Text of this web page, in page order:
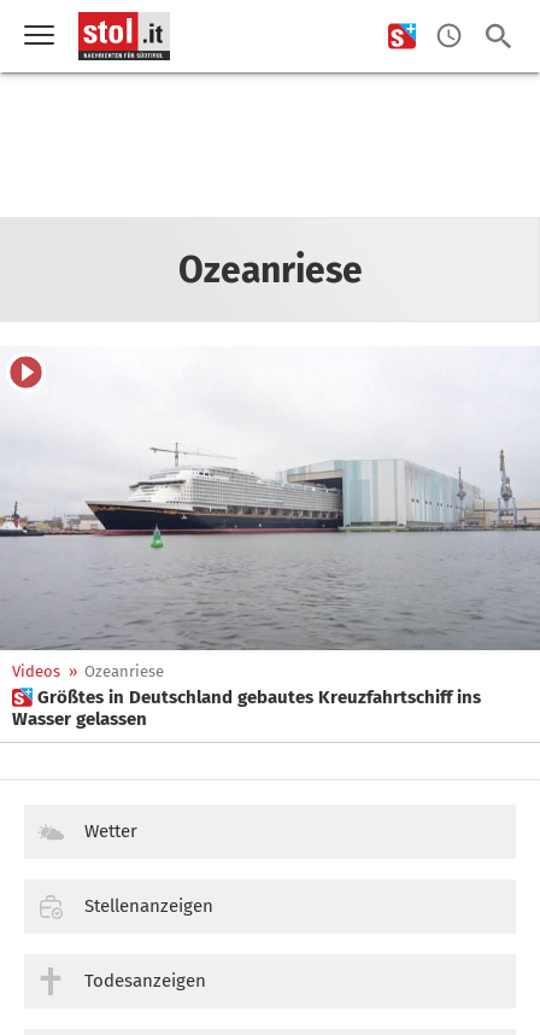
Ozeanriese
Videos » Ozeanriese
 Größtes in Deutschland gebautes Kreuzfahrtschiff ins
Wasser gelassen
Wetter
Stellenanzeigen
Todesanzeigen